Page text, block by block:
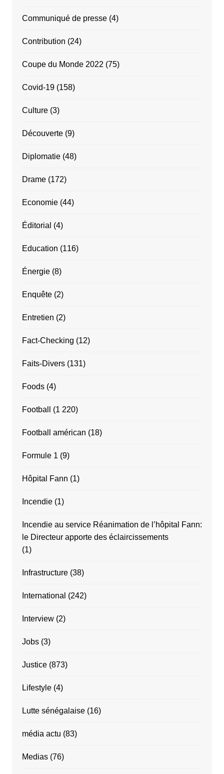
Communiqué de presse(4)
Contribution (24)
Coupe du Monde 2022 (75)
Covid-19(158)
Culture(3)
Découverte(9)
Diplomatie(48)
Drame(172)
Economie(44)
Éditorial (4)
Education (116)
Énergie(8)
Enquête(2)
Entretien (2)
Fact-Checking (12)
Faits-Divers(131)
Foods(4)
Football (1 220)
Football américan (18)
Formule 1 (9)
Hôpital Fann (1)
Incendie(1)
Incendie au service Réanimation de l’hôpital Fann:
le Directeur apporte des éclaircissements
(1)
Infrastructure(38)
International (242)
Interview(2)
Jobs(3)
Justice(873)
Lifestyle(4)
Lutte sénégalaise(16)
média actu (83)
Medias(76)